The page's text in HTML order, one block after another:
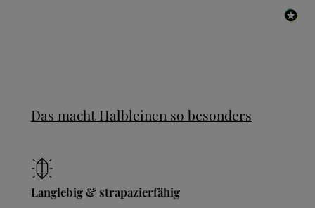
Das macht Halbleinen so besonders
Langlebig & strapazierfähig